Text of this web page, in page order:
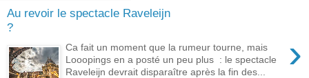
Au revoir le spectacle Raveleijn
?
›
Ca fait un moment que la rumeur tourne, mais
Looopings en a posté un peu plus : le spectacle
Raveleijn devrait disparaître après la fin des...